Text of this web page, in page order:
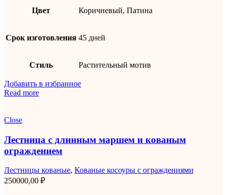
Цвет Коричневый, Патина
Срок изготовления 45 дней
Стиль Растительный мотив
Добавить в избранное
Read more
Close
Лестница с длинным маршем и кованым
ограждением
Лестницы кованые, Кованые косоуры с ограждениями
250000,00 ₽